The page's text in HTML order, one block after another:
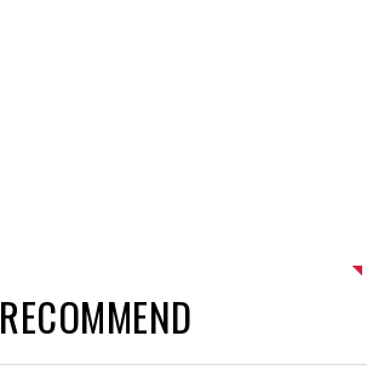
RECOMMEND